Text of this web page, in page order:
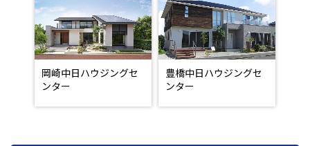
岡崎中日ハウジングセ
ンター
豊橋中日ハウジングセ
ンター